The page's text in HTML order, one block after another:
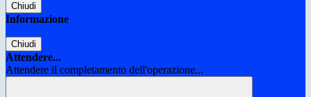
Chiudi
Informazione
Chiudi
Attendere...
Attendere il completamento dell'operazione...